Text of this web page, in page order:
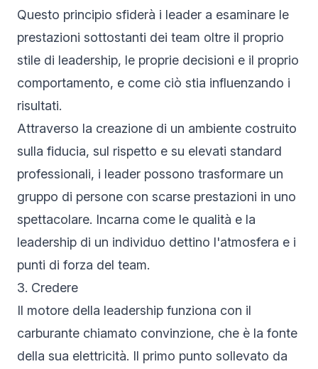
Questo principio sfiderà i leader a esaminare le
prestazioni sottostanti dei team oltre il proprio
stile di leadership, le proprie decisioni e il proprio
comportamento, e come ciò stia influenzando i
risultati.
Attraverso la creazione di un ambiente costruito
sulla fiducia, sul rispetto e su elevati standard
professionali, i leader possono trasformare un
gruppo di persone con scarse prestazioni in uno
spettacolare. Incarna come le qualità e la
leadership di un individuo dettino l'atmosfera e i
punti di forza del team.
3. Credere
Il motore della leadership funziona con il
carburante chiamato convinzione, che è la fonte
della sua elettricità. Il primo punto sollevato da